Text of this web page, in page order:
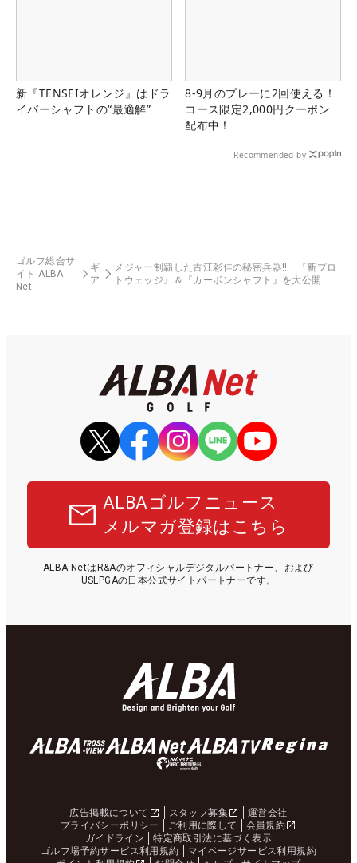
新『TENSEIオレンジ』はドラ
イバーシャフトの“最適解”
8-9月のプレーに2回使える！
コース限定2,000円クーポン
配布中！
Recommended by
ゴルフ総合サ
イト ALBA
Net
ギ
ア
メジャー制覇した古江彩佳の秘密兵器‼ 『新プロ
トウェッジ』＆『カーボンシャフト』を大公開
ALBAゴルフニュース
メルマガ登録はこちら
ALBA NetはR&Aのオフィシャルデジタルパートナー、および
USLPGAの日本公式サイトパートナーです。
広告掲載について スタッフ募集
運営会社
プライバシーポリシー
ご利用に際して
会員規約
ガイドライン
特定商取引法に基づく表示
ゴルフ場予約サービス利用規約
マイページサービス利用規約